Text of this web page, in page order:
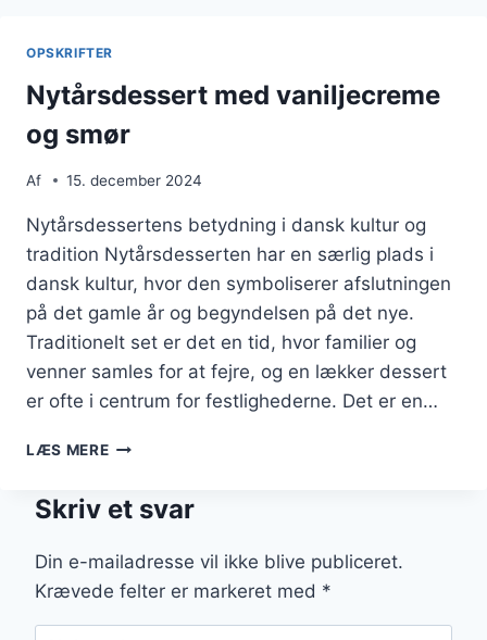
OPSKRIFTER
Nytårsdessert med vaniljecreme
og smør
Af 15. december 2024
Nytårsdessertens betydning i dansk kultur og
tradition Nytårsdesserten har en særlig plads i
dansk kultur, hvor den symboliserer afslutningen
på det gamle år og begyndelsen på det nye.
Traditionelt set er det en tid, hvor familier og
venner samles for at fejre, og en lækker dessert
er ofte i centrum for festlighederne. Det er en…
LÆS MERENYTÅRSDESSERT
OG
Skriv et svar
Din e-mailadresse vil ikke blive publiceret.
Krævede felter er markeret med *